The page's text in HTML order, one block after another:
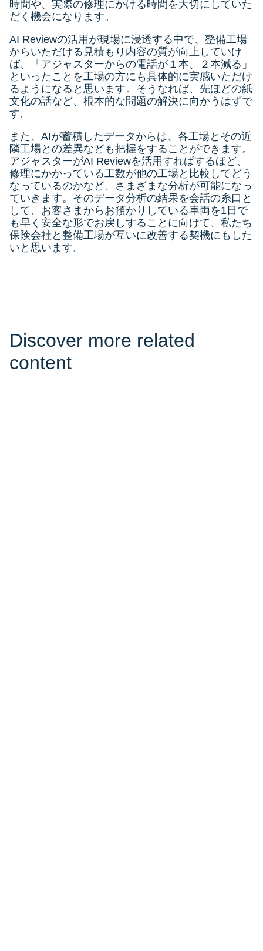
時間や、実際の修理にかける時間を大切にしていた
だく機会になります。
AI Reviewの活用が現場に浸透する中で、整備工場
からいただける見積もり内容の質が向上していけ
ば、「アジャスターからの電話が１本、２本減る」
といったことを工場の方にも具体的に実感いただけ
るようになると思います。そうなれば、先ほどの紙
文化の話など、根本的な問題の解決に向かうはずで
す。
また、AIが蓄積したデータからは、各工場とその近
隣工場との差異なども把握をすることができます。
アジャスターがAI Reviewを活用すればするほど、
修理にかかっている工数が他の工場と比較してどう
なっているのかなど、さまざまな分析が可能になっ
ていきます。そのデータ分析の結果を会話の糸口と
して、お客さまからお預かりしている車両を1日で
も早く安全な形でお戻しすることに向けて、私たち
保険会社と整備工場が互いに改善する契機にもした
いと思います。
Discover more related
content